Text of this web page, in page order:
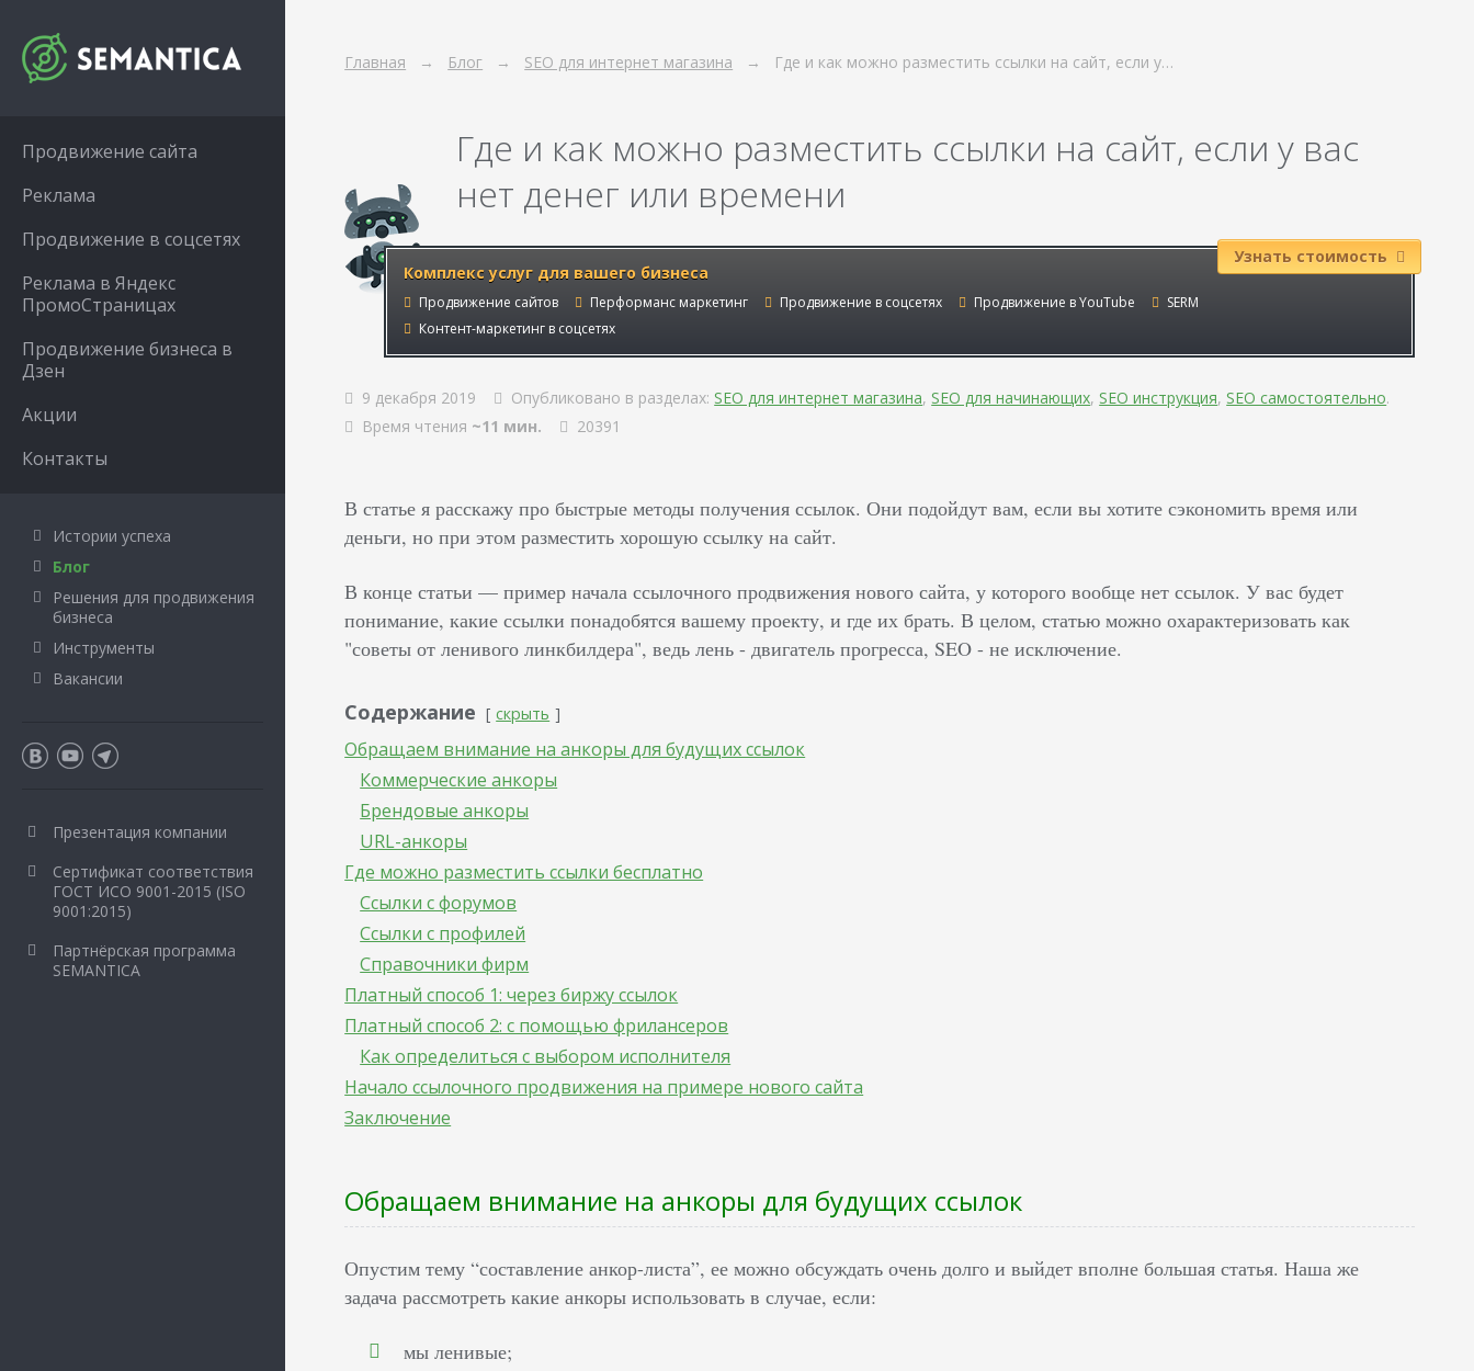
Главная Блог SEO для интернет магазина Где и как можно разместить ссылки на сайт, если у…
Где и как можно разместить ссылки на сайт, если у вас
нет денег или времени
Комплекс услуг для вашего бизнеса
Продвижение сайтов Перформанс маркетинг Продвижение в соцсетях Продвижение в YouTube
SERM
Контент-маркетинг в соцсетях
Узнать стоимость
9 декабря 2019 Опубликовано в разделах: SEO для интернет магазина, SEO для начинающих, SEO инструкция, SEO самостоятельно.
Время чтения ~11 мин. 20391
В статье я расскажу про быстрые методы получения ссылок. Они подойдут вам, если вы хотите сэкономить время или
деньги, но при этом разместить хорошую ссылку на сайт.
В конце статьи — пример начала ссылочного продвижения нового сайта, у которого вообще нет ссылок. У вас будет
понимание, какие ссылки понадобятся вашему проекту, и где их брать. В целом, статью можно охарактеризовать как
"советы от ленивого линкбилдера", ведь лень - двигатель прогресса, SEO - не исключение.
Содержание скрыть
Обращаем внимание на анкоры для будущих ссылок
Коммерческие анкоры
Брендовые анкоры
URL-анкоры
Где можно разместить ссылки бесплатно
Ссылки с форумов
Ссылки с профилей
Справочники фирм
Платный способ 1: через биржу ссылок
Платный способ 2: с помощью фрилансеров
Как определиться с выбором исполнителя
Начало ссылочного продвижения на примере нового сайта
Заключение
Обращаем внимание на анкоры для будущих ссылок
Опустим тему “составление анкор-листа”, ее можно обсуждать очень долго и выйдет вполне большая статья. Наша же
задача рассмотреть какие анкоры использовать в случае, если:
мы ленивые;
Продвижение сайта
Реклама
Продвижение в соцсетях
Реклама в Яндекс
ПромоСтраницах
Продвижение бизнеса в
Дзен
Акции
Контакты
Истории успеха
Блог
Решения для продвижения
бизнеса
Инструменты
Вакансии
Презентация компании
Сертификат соответствия
ГОСТ ИСО 9001-2015 (ISO
9001:2015)
Партнёрская программа
SEMANTICA